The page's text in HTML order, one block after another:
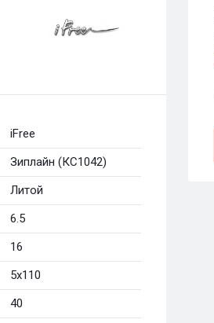
iFree
Зиплайн (КС1042)
Литой
6.5
16
5x110
40